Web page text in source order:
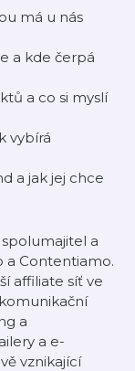
má u nás
a kde čerpá
a co si myslí
vybírá
a jak jej chce
spolumajitel a
a Contentiamo.
affiliate síť ve
a
a e-
vznikající